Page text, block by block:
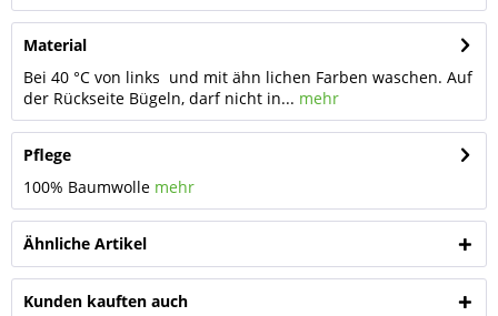
Material
Bei 40 °C von links und mit ähn lichen Farben waschen. Auf
der Rückseite Bügeln, darf nicht in... mehr
Pflege
100% Baumwolle mehr
Ähnliche Artikel
Kunden kauften auch